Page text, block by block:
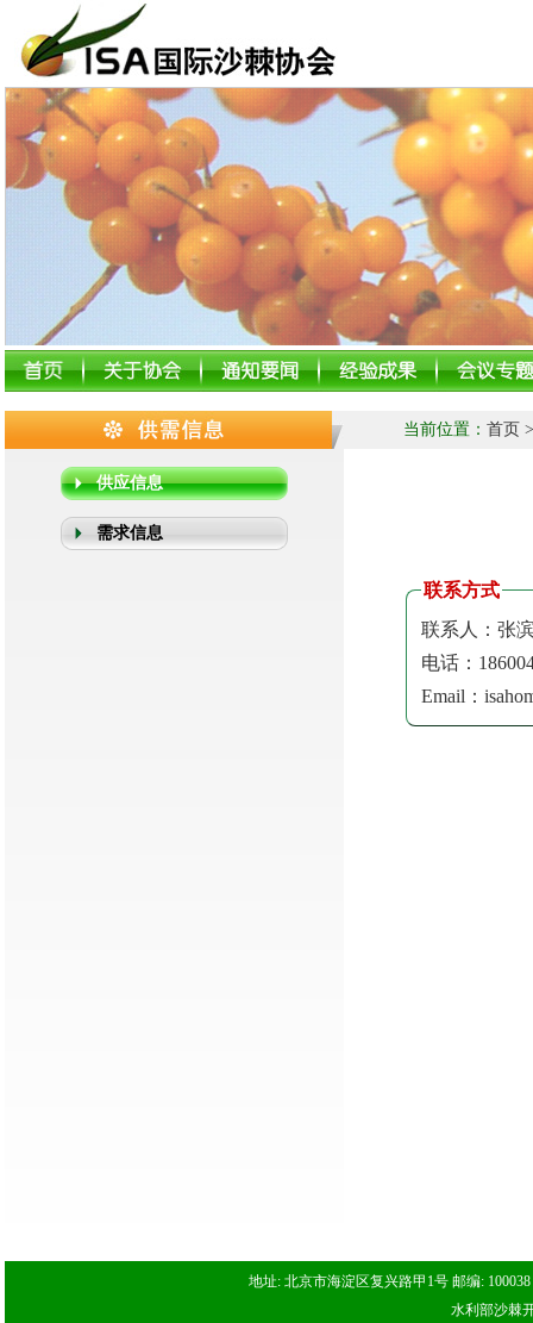
当前位置： 首页
供应信息
需求信息
联系方式
联系人：张
电话：
Email：
地址: 北京市海淀区复兴路甲1号 邮编:
水利部沙棘